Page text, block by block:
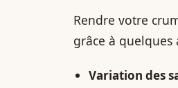
Rendre votre
grâce à quelques
Variation des